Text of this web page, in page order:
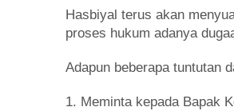
Hasbiyal terus akan
proses hukum adanya
Adapun beberapa tuntutan
1. Meminta kepada Bapak